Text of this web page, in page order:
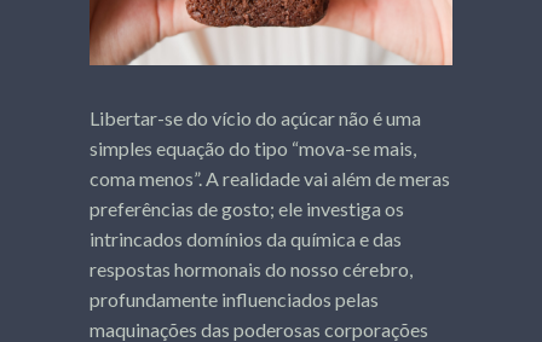
Libertar-se do vício do açúcar não é uma
simples equação do tipo “mova-se mais,
coma menos”. A realidade vai além de meras
preferências de gosto; ele investiga os
intrincados domínios da química e das
respostas hormonais do nosso cérebro,
profundamente influenciados pelas
maquinações das poderosas corporações